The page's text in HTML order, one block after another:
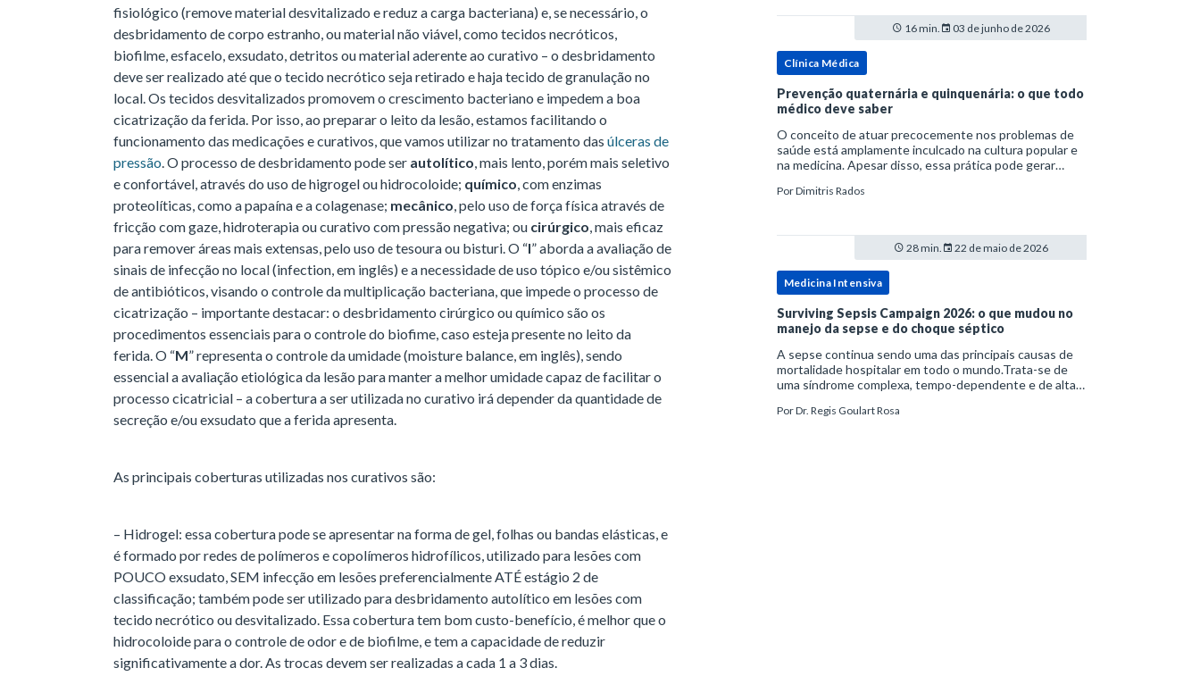
fisiológico (remove material desvitalizado e reduz a carga bacteriana) e, se necessário, o
desbridamento de corpo estranho, ou material não viável, como tecidos necróticos,
biofilme, esfacelo, exsudato, detritos ou material aderente ao curativo – o desbridamento
deve ser realizado até que o tecido necrótico seja retirado e haja tecido de granulação no
local. Os tecidos desvitalizados promovem o crescimento bacteriano e impedem a boa
cicatrização da ferida. Por isso, ao preparar o leito da lesão, estamos facilitando o
funcionamento das medicações e curativos, que vamos utilizar no tratamento das úlceras de
pressão. O processo de desbridamento pode ser autolítico, mais lento, porém mais seletivo
e confortável, através do uso de higrogel ou hidrocoloide; químico, com enzimas
proteolíticas, como a papaína e a colagenase; mecânico, pelo uso de força física através de
fricção com gaze, hidroterapia ou curativo com pressão negativa; ou cirúrgico, mais eficaz
para remover áreas mais extensas, pelo uso de tesoura ou bisturi. O “I” aborda a avaliação de
sinais de infecção no local (infection, em inglês) e a necessidade de uso tópico e/ou sistêmico
de antibióticos, visando o controle da multiplicação bacteriana, que impede o processo de
cicatrização – importante destacar: o desbridamento cirúrgico ou químico são os
procedimentos essenciais para o controle do biofime, caso esteja presente no leito da
ferida. O “M” representa o controle da umidade (moisture balance, em inglês), sendo
essencial a avaliação etiológica da lesão para manter a melhor umidade capaz de facilitar o
processo cicatricial – a cobertura a ser utilizada no curativo irá depender da quantidade de
secreção e/ou exsudato que a ferida apresenta.
As principais coberturas utilizadas nos curativos são:
– Hidrogel: essa cobertura pode se apresentar na forma de gel, folhas ou bandas elásticas, e
é formado por redes de polímeros e copolímeros hidrofílicos, utilizado para lesões com
POUCO exsudato, SEM infecção em lesões preferencialmente ATÉ estágio 2 de
classificação; também pode ser utilizado para desbridamento autolítico em lesões com
tecido necrótico ou desvitalizado. Essa cobertura tem bom custo-benefício, é melhor que o
hidrocoloide para o controle de odor e de biofilme, e tem a capacidade de reduzir
significativamente a dor. As trocas devem ser realizadas a cada 1 a 3 dias.
16 min. 03 de junho de 2026
Clínica Médica
Prevenção quaternária e quinquenária: o que todo
médico deve saber
O conceito de atuar precocemente nos problemas de
saúde está amplamente inculcado na cultura popular e
na medicina. Apesar disso, essa prática pode gerar
tratamentos podem advir de prevenção excessiva
PorDimitris Rados
28 min. 22 de maio de 2026
Medicina Intensiva
Surviving Sepsis Campaign 2026: o que mudou no
manejo da sepse e do choque séptico
A sepse continua sendo uma das principais causas de
mortalidade hospitalar em todo o mundo.Trata-se de
uma síndrome complexa, tempo-dependente e de alta
manejo estruturado são determinantes para o desfe
PorDr. Regis Goulart Rosa